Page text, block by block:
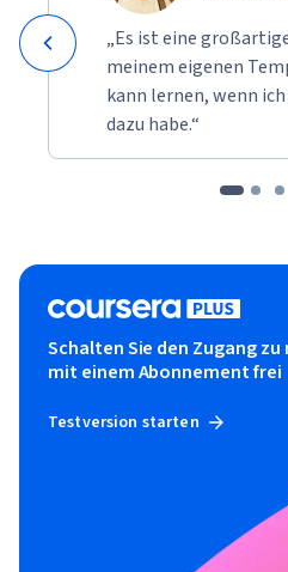
„Es ist eine
meinem eigenen
kann lernen, wenn
dazu habe.“
Schalten Sie den Zugang zu
mit einem Abonnement frei
Testversion starten